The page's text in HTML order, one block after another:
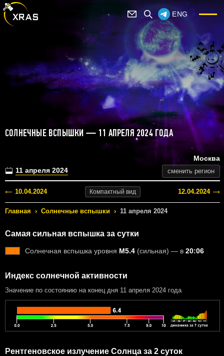
ENG
СОЛНЕЧНЫЕ ВСПЫШКИ — 11 АПРЕЛЯ 2024 ГОДА
11 апреля 2024
Москва
сменить регион
10.04.2024 Компактный вид 12.04.2024
Главная › Солнечные вспышки › 11 апреля 2024
Самая сильная вспышка за сутки
Солнечная вспышка уровня M5.4 (сильная) — в 20:06
Индекс солнечной активности
Значение по состоянию на конец дня 11 апреля 2024 года
Рентгеновское излучение Солнца за 2 суток